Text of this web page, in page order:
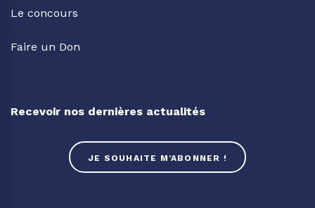
Le concours
Faire un Don
Recevoir nos dernières actualités
JE SOUHAITE M'ABONNER !